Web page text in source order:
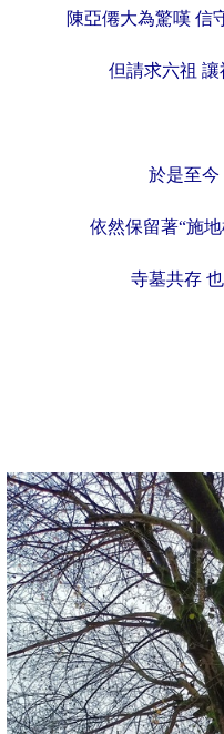
陳亞僊大為驚嘆 信
但請求六祖 讓
於是至今
依然保留著“施
寺墓共存